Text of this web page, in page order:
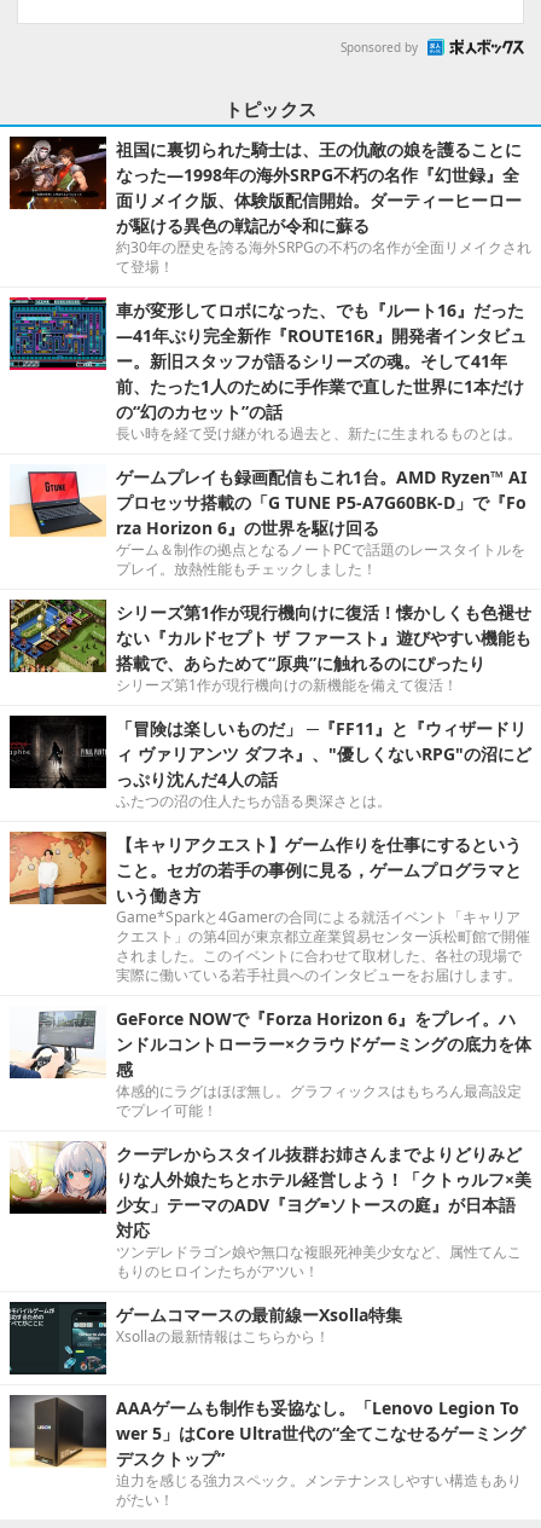
Sponsored by
トピックス
祖国に裏切られた騎士は、王の仇敵の娘を護ることに
なった―1998年の海外SRPG不朽の名作『幻世録』全
面リメイク版、体験版配信開始。ダーティーヒーロー
が駆ける異色の戦記が令和に蘇る
約30年の歴史を誇る海外SRPGの不朽の名作が全面リメイクされ
て登場！
車が変形してロボになった、でも『ルート16』だった
―41年ぶり完全新作『ROUTE16R』開発者インタビュ
ー。新旧スタッフが語るシリーズの魂。そして41年
前、たった1人のために手作業で直した世界に1本だけ
の“幻のカセット”の話
長い時を経て受け継がれる過去と、新たに生まれるものとは。
ゲームプレイも録画配信もこれ1台。AMD Ryzen™ AI
プロセッサ搭載の「G TUNE P5-A7G60BK-D」で『Fo
rza Horizon 6』の世界を駆け回る
ゲーム＆制作の拠点となるノートPCで話題のレースタイトルを
プレイ。放熱性能もチェックしました！
シリーズ第1作が現行機向けに復活！懐かしくも色褪せ
ない『カルドセプト ザ ファースト』遊びやすい機能も
搭載で、あらためて“原典”に触れるのにぴったり
シリーズ第1作が現行機向けの新機能を備えて復活！
「冒険は楽しいものだ」 ─『FF11』と『ウィザードリ
ィ ヴァリアンツ ダフネ』、"優しくないRPG"の沼にど
っぷり沈んだ4人の話
ふたつの沼の住人たちが語る奥深さとは。
【キャリアクエスト】ゲーム作りを仕事にするという
こと。セガの若手の事例に見る，ゲームプログラマと
いう働き方
Game*Sparkと4Gamerの合同による就活イベント「キャリア
クエスト」の第4回が東京都立産業貿易センター浜松町館で開催
されました。このイベントに合わせて取材した、各社の現場で
実際に働いている若手社員へのインタビューをお届けします。
GeForce NOWで『Forza Horizon 6』をプレイ。ハ
ンドルコントローラー×クラウドゲーミングの底力を体
感
体感的にラグはほぼ無し。グラフィックスはもちろん最高設定
でプレイ可能！
クーデレからスタイル抜群お姉さんまでよりどりみど
りな人外娘たちとホテル経営しよう！「クトゥルフ×美
少女」テーマのADV『ヨグ=ソトースの庭』が日本語
対応
ツンデレドラゴン娘や無口な複眼死神美少女など、属性てんこ
もりのヒロインたちがアツい！
ゲームコマースの最前線ーXsolla特集
Xsollaの最新情報はこちらから！
AAAゲームも制作も妥協なし。「Lenovo Legion To
wer 5」はCore Ultra世代の“全てこなせるゲーミング
デスクトップ”
迫力を感じる強力スペック。メンテナンスしやすい構造もあり
がたい！